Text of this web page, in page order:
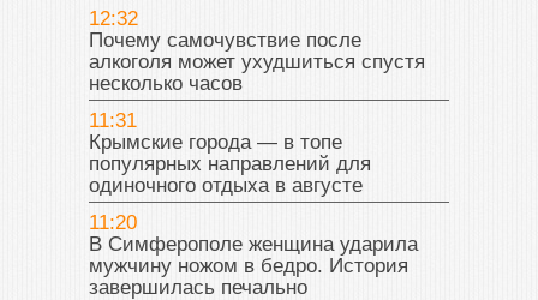
12:32
Почему самочувствие после
алкоголя может ухудшиться спустя
несколько часов
11:31
Крымские города — в топе
популярных направлений для
одиночного отдыха в августе
11:20
В Симферополе женщина ударила
мужчину ножом в бедро. История
завершилась печально